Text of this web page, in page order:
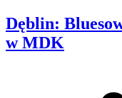
Dęblin:
w MDK